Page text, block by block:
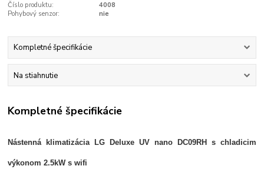
Číslo produktu:
4008
Pohybový senzor:
nie
Kompletné špecifikácie
Na stiahnutie
Kompletné špecifikácie
Nástenná klimatizácia LG Deluxe UV nano DC09RH s chladicim
výkonom 2.5kW s wifi